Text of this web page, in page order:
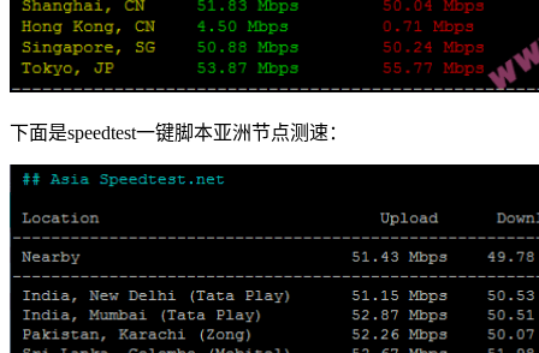
下面是speedtest一键脚本亚洲节点测速：